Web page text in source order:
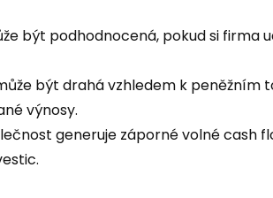
být podhodnocená, pokud si firma
být drahá vzhledem k peněžním
výnosy.
generuje záporné volné cash